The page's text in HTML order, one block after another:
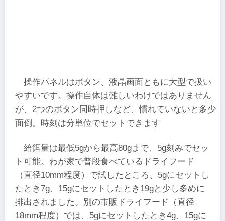
操作パネルはボタン、液晶画面ともに大型で扱い
やすいです。操作自体は難しいわけではありません
が、2つのボタン同時押しなど、慣れていないと多少
面倒。時刻は分単位でセットできます
給餌量は最低5gから最高80gまで、5g刻みでセッ
ト可能。わが家で普段食べているドライフード
（直径10mm程度）で試したところ、5gにセットし
たとき7g、15gにセットしたとき19gと少し多めに
排出されました。別の市販ドライフード（直径
18mm程度）では、5gにセットしたとき4g、15gに